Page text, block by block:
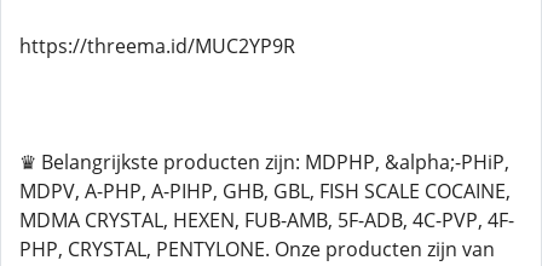
https://threema.id/MUC2YP9R
♛ Belangrijkste producten zijn: MDPHP, &alpha;-PHiP,
MDPV, A-PHP, A-PIHP, GHB, GBL, FISH SCALE COCAINE,
MDMA CRYSTAL, HEXEN, FUB-AMB, 5F-ADB, 4C-PVP, 4F-
PHP, CRYSTAL, PENTYLONE. Onze producten zijn van